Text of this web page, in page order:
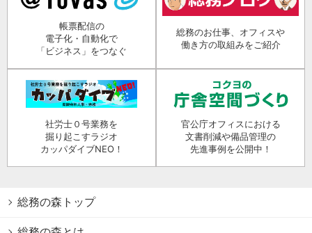
帳票配信の
電子化・自動化で
「ビジネス」をつなぐ
総務のお仕事、オフィスや
働き方の取組みをご紹介
社労士０号業務を
掘り起こすラジオ
カッパダイブNEO！
官公庁オフィスにおける
文書削減や備品管理の
先進事例を公開中！
総務の森トップ